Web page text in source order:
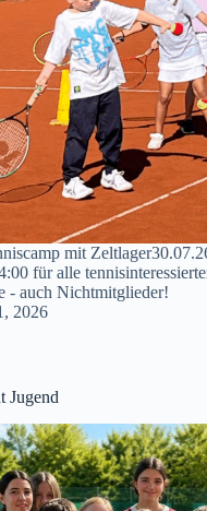
mit
für alle
- auch Nichtmitglieder!
2026
Jugend